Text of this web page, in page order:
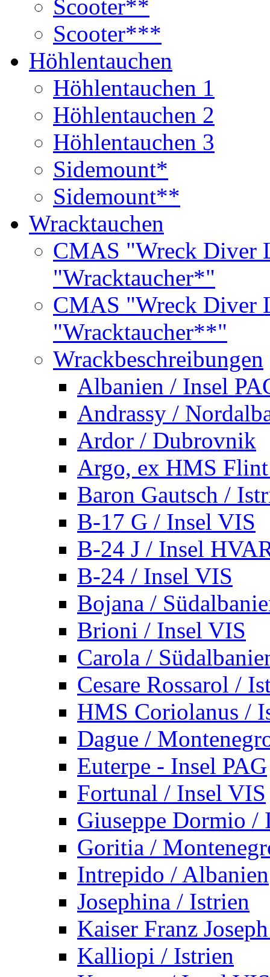
Scooter**
Scooter***
Höhlentauchen
Höhlentauchen 1
Höhlentauchen 2
Höhlentauchen 3
Sidemount*
Sidemount**
Wracktauchen
CMAS "Wreck Diver
"Wracktaucher*"
CMAS "Wreck Diver
"Wracktaucher**"
Wrackbeschreibungen
Albanien / Insel
Andrassy /
Ardor / Dubrovnik
Argo, ex HMS
Baron Gautsch /
B-17 G / Insel VIS
B-24 J / Insel
B-24 / Insel VIS
Bojana /
Brioni / Insel VIS
Carola /
Cesare Rossarol /
HMS Coriolanus /
Dague /
Euterpe - Insel PAG
Fortunal / Insel VIS
Giuseppe Dormio /
Goritia /
Intrepido / Albanien
Josephina / Istrien
Kaiser Franz
Kalliopi / Istrien